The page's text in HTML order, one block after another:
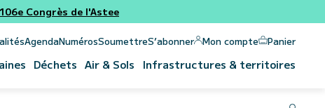
Congrès de l'Astee
AgendaNumérosSoumettreS’abonner Mon compte Panier
Déchets Air & Sols Infrastructures & territoires